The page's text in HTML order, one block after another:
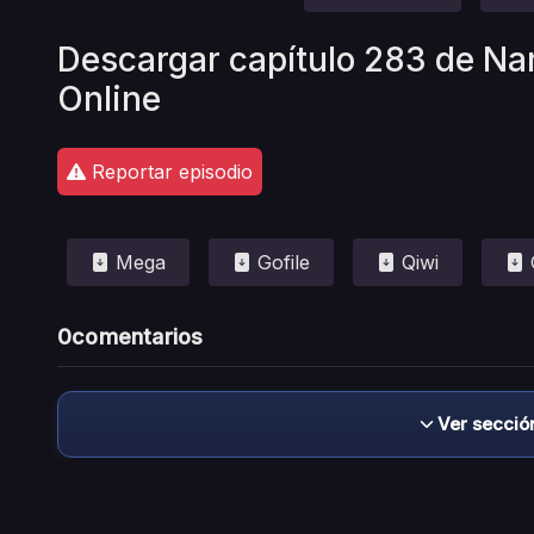
Descargar capítulo 283 de
Online
Reportar episodio
Mega Gofile Qiwi
0comentarios
Ver